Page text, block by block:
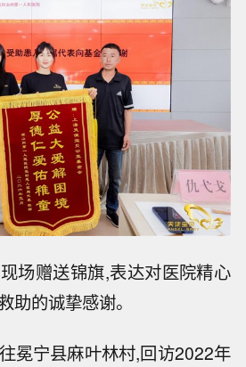
场赠送锦旗,表达对医院精心
助的诚挚感谢。
冕宁县麻叶林村,回访2022年